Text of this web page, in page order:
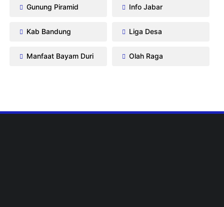
Gunung Piramid Info Jabar
Kab Bandung Liga Desa
Manfaat Bayam Duri Olah Raga